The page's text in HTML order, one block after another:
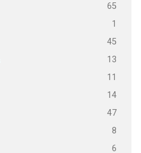
65
1
45
13
11
14
47
8
6